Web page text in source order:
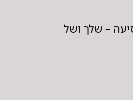
– שלך ושל